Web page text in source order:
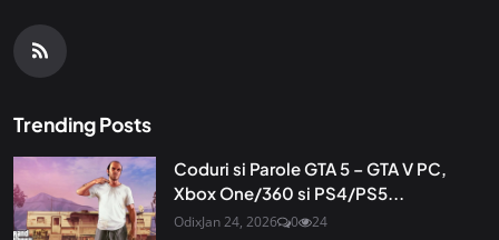
Trending Posts
Coduri si Parole GTA 5 – GTA V PC,
Xbox One/360 si PS4/PS5...
OdixJan 24, 2026 0 24